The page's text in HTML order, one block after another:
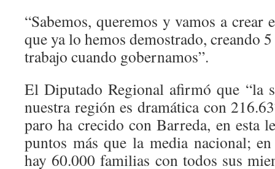
“Sabemos, queremos y vamos a crear
que ya lo hemos demostrado, creando
trabajo cuando gobernamos”.
El Diputado Regional afirmó que “la
nuestra región es dramática con
paro ha crecido con Barreda, en esta
puntos más que la media nacional;
hay 60.000 familias con todos sus